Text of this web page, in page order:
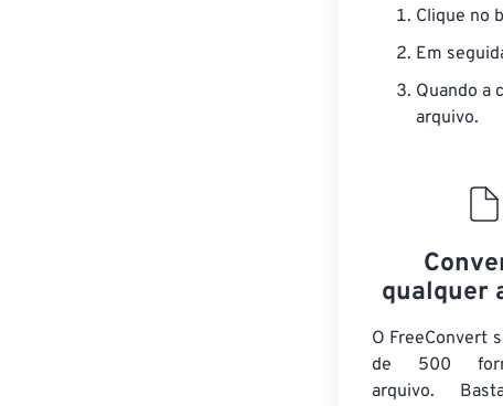
Clique no
Em
Quando a
arquivo.
qualquer
O FreeConvert
de 500
arquivo.